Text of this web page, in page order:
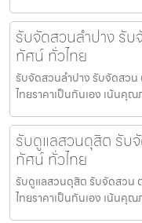
รับจัดสวนลำปาง รั
ทัศน์ ทั่วไทย
รับจัดสวนลำปาง รับจัดสว
ไทยราคาเป็นกันเอง เน้นคุ
รับดูแลสวนดุสิต รับ
ทัศน์ ทั่วไทย
รับดูแลสวนดุสิต รับจัดสวน
ไทยราคาเป็นกันเอง เน้นคุ